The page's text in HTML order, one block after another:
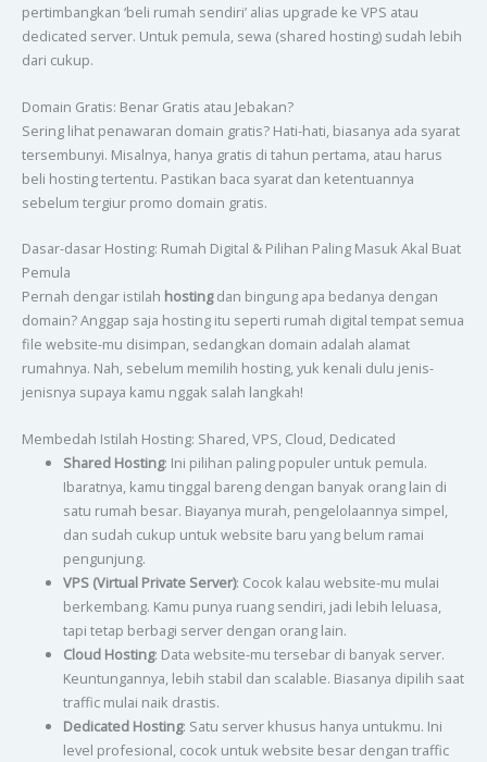
pertimbangkan ‘beli rumah sendiri’ alias upgrade ke VPS atau
dedicated server. Untuk pemula, sewa (shared hosting) sudah lebih
dari cukup.
Domain Gratis: Benar Gratis atau Jebakan?
Sering lihat penawaran domain gratis? Hati-hati, biasanya ada syarat
tersembunyi. Misalnya, hanya gratis di tahun pertama, atau harus
beli hosting tertentu. Pastikan baca syarat dan ketentuannya
sebelum tergiur promo domain gratis.
Dasar-dasar Hosting: Rumah Digital & Pilihan Paling Masuk Akal Buat
Pemula
Pernah dengar istilah hostingdan bingung apa bedanya dengan
domain? Anggap saja hosting itu seperti rumah digital tempat semua
file website-mu disimpan, sedangkan domain adalah alamat
rumahnya. Nah, sebelum memilih hosting, yuk kenali dulu jenis-
jenisnya supaya kamu nggak salah langkah!
Membedah Istilah Hosting: Shared, VPS, Cloud, Dedicated
Shared Hosting: Ini pilihan paling populer untuk pemula.
Ibaratnya, kamu tinggal bareng dengan banyak orang lain di
satu rumah besar. Biayanya murah, pengelolaannya simpel,
dan sudah cukup untuk website baru yang belum ramai
pengunjung.
VPS (Virtual Private Server): Cocok kalau website-mu mulai
berkembang. Kamu punya ruang sendiri, jadi lebih leluasa,
tapi tetap berbagi server dengan orang lain.
Cloud Hosting: Data website-mu tersebar di banyak server.
Keuntungannya, lebih stabil dan scalable. Biasanya dipilih saat
traffic mulai naik drastis.
Dedicated Hosting: Satu server khusus hanya untukmu. Ini
level profesional, cocok untuk website besar dengan traffic